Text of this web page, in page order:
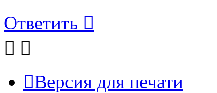
Ответить
Версия для печати